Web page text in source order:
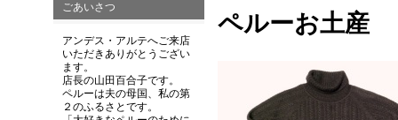
ごあいさつ
アンデス・アルテへご来店
いただきありがとうござい
ます。
店長の山田百合子です。
ペルーは夫の母国、私の第
２のふるさとです。
ペルーお土産